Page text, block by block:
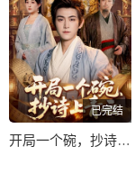
已完结
开局一个碗，抄诗上青云